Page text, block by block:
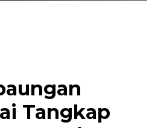
Tangkap